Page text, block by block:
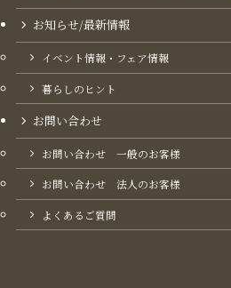
お知らせ/最新情報
イベント情報・フェア情報
暮らしのヒント
お問い合わせ
お問い合わせ 一般のお客様
お問い合わせ 法人のお客様
よくあるご質問